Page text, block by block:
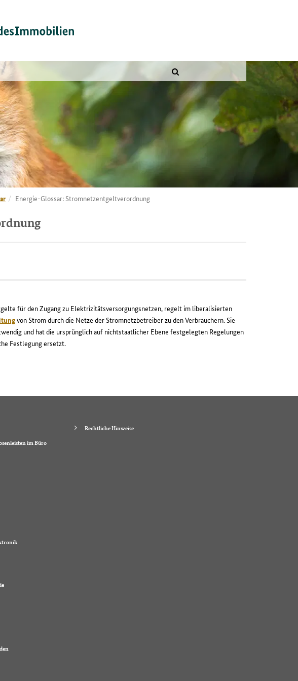
Energie-Glossar: Stromnetzentgeltverordnung
für den Zugang zu Elektrizitätsversorgungsnetzen, regelt im liberalisierten
von Strom durch die Netze der Stromnetzbetreiber zu den Verbrauchern. Sie
und hat die ursprünglich auf nichtstaatlicher Ebene festgelegten Regelungen
Festlegung ersetzt.
im Büro
Rechtliche Hinweise